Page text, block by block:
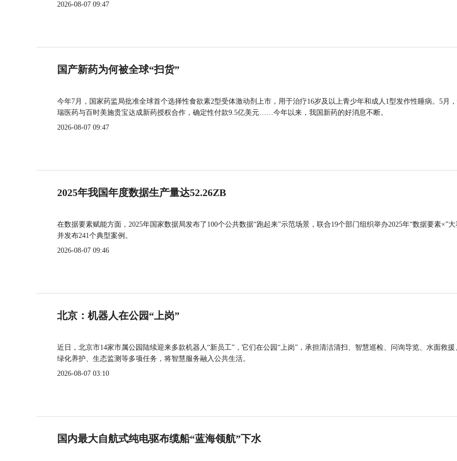
2026-08-07 09:47
国产新药为何被全球“扫货”
今年7月，国家药监局批准全球首个选择性食欲素2型受体激动剂上市，用于治疗16岁及以上青少年和成人1型发作性睡病。5月
瑞医药与百时美施贵宝达成新药授权合作，确定性付款9.5亿美元……今年以来，我国新药的好消息不断。
2026-08-07 09:47
2025年我国年度数据生产量达52.26ZB
在数据要素赋能方面，2025年国家数据局发布了100个公共数据“跑起来”示范场景，联合19个部门组织举办2025年“数据要素×”大
并发布241个典型案例。
2026-08-07 09:46
北京：机器人在公园“上岗”
近日，北京市14家市属公园陆续迎来多款机器人“新员工”，它们在公园“上岗”，承担清洁清扫、智慧巡检、问询导览、水面救援
绿化养护、生态监测等多项任务，将智慧服务融入公共生活。
2026-08-07 03:10
国内最大自航式纯电驱布缆船“蓝海领航”下水